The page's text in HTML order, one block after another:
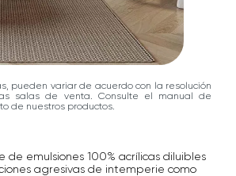
pueden variar de acuerdo con la resolución
salas de venta. Consulte el manual de
de nuestros productos.
emulsiones 100% acrílicas diluibles
agresivas de intemperie como